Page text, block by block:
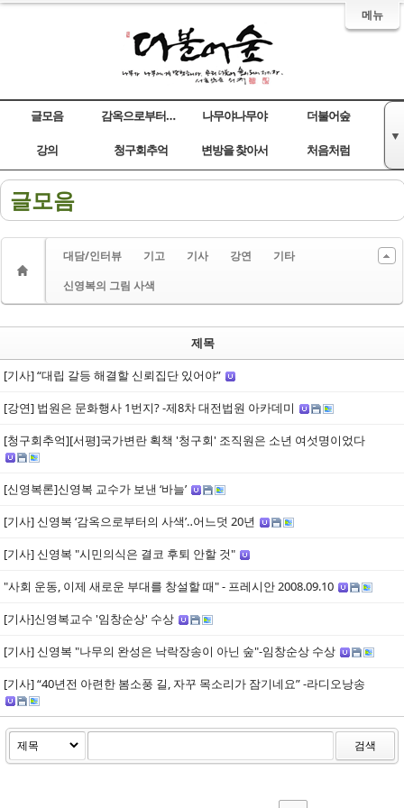
메뉴
글모음 감옥으로부터의 사색 나무야나무야 더불어숲
강의
▼
청구회추억
변방을 찾아서 처음처럼
글모음
대담/인터뷰 기고 기사 강연
기타
신영복의 그림 사색
제목
[기사] “대립 갈등 해결할 신뢰집단 있어야”
[강연] 법원은 문화행사 1번지? -제8차 대전법원 아카데미
[청구회추억][서평]국가변란 획책 '청구회' 조직원은 소년 여섯명이었다
[신영복론]신영복 교수가 보낸 ‘바늘’
[기사] 신영복 ‘감옥으로부터의 사색’‥어느덧 20년
[기사] 신영복 "시민의식은 결코 후퇴 안할 것"
"사회 운동, 이제 새로운 부대를 창설할 때" - 프레시안 2008.09.10
[기사]신영복교수 '임창순상' 수상
[기사] 신영복 "나무의 완성은 낙락장송이 아닌 숲"-임창순상 수상
[기사] “40년전 아련한 봄소풍 길, 자꾸 목소리가 잠기네요” -라디오낭송
검색
Sketchbook5, 스케치북5
Sketchbook5, 스케치북5
Sketchbook5, 스케치북5
Sketchbook5, 스케치북5